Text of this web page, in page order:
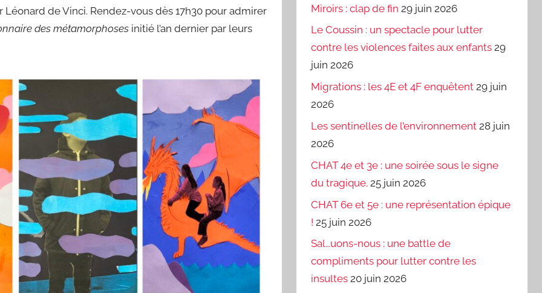
de Vinci. Rendez-vous dès 17h30 pour admirer
des métamorphoses initié l’an dernier par leurs
Miroirs : clap de fin 29 juin 2026
Le Coussin : un spectacle pour lutter
contre les violences faites aux enfants 29
juin 2026
Migrations : les 4E et 4F enquêtent 29 juin
2026
Les sentinelles de l’environnement 28 juin
2026
CHAT 4e et 3e : une soirée sous le signe
du tragique. 25 juin 2026
CHAT 6e et 5e : une représentation épique
! 25 juin 2026
Sal…uons-nous : une battle de
compliments pour lutter contre les
insultes 20 juin 2026